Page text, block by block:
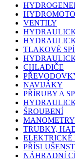
VENTILY
TLAKOVÉ
CHLADIČE
NAVIJÁKY
PŘÍRUBY A
ŠROUBENÍ
MANOMETRY
TRUBKY,
ELEKTRICKÉ
NÁHRADNÍ